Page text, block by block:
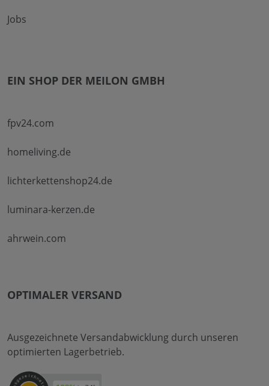
Jobs
EIN SHOP DER MEILON GMBH
fpv24.com
homeliving.de
lichterkettenshop24.de
luminara-kerzen.de
ahrwein.com
OPTIMALER VERSAND
Ausgezeichnete Versandabwicklung durch unseren
optimierten Lagerbetrieb.